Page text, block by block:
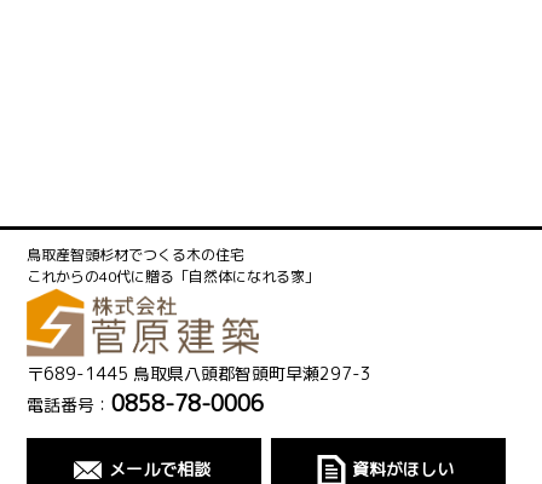
鳥取産智頭杉材でつくる木の住宅
これからの40代に贈る「自然体になれる家」
〒689-1445 鳥取県八頭郡智頭町早瀬297-3
電話番号：0858-78-0006
メールで相談 資料がほしい